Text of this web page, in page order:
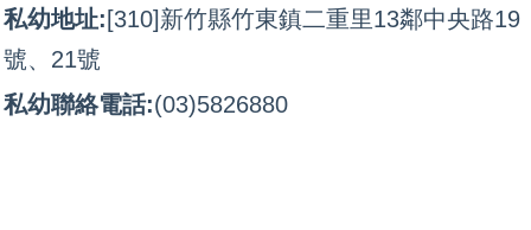
相關連結
網站管理
園所登入
私幼地址: [310]新竹縣竹東鎮二重里13鄰中央路19
號、21號
私幼聯絡電話:(03)5826880